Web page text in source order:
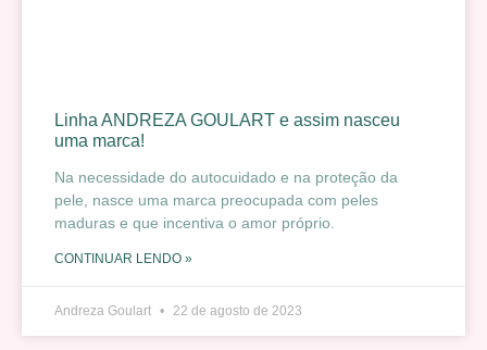
Linha ANDREZA GOULART e assim nasceu
uma marca!
Na necessidade do autocuidado e na proteção da
pele, nasce uma marca preocupada com peles
maduras e que incentiva o amor próprio.
CONTINUAR LENDO »
Andreza Goulart 22 de agosto de 2023